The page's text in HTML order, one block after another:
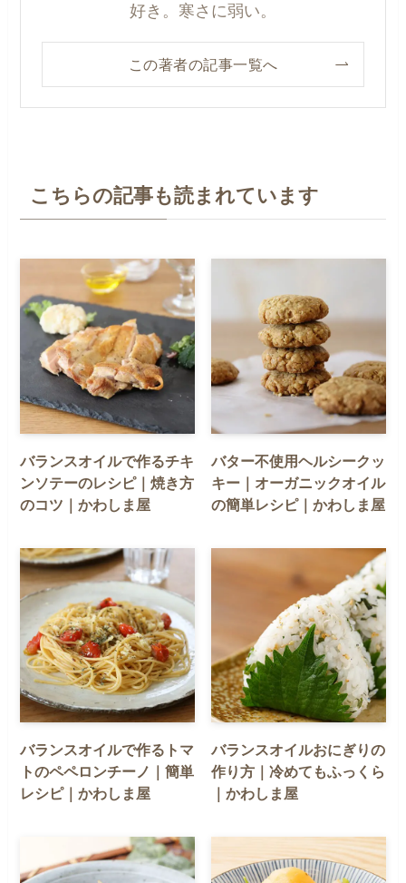
好き。寒さに弱い。
この著者の記事一覧へ
こちらの記事も読まれています
バランスオイルで作るチキ
ンソテーのレシピ｜焼き方
のコツ｜かわしま屋
バター不使用ヘルシークッ
キー｜オーガニックオイル
の簡単レシピ｜かわしま屋
バランスオイルで作るトマ
トのペペロンチーノ｜簡単
レシピ｜かわしま屋
バランスオイルおにぎりの
作り方｜冷めてもふっくら
｜かわしま屋